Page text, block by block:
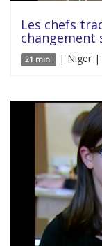
Les chefs
changement
21 min' | Niger |